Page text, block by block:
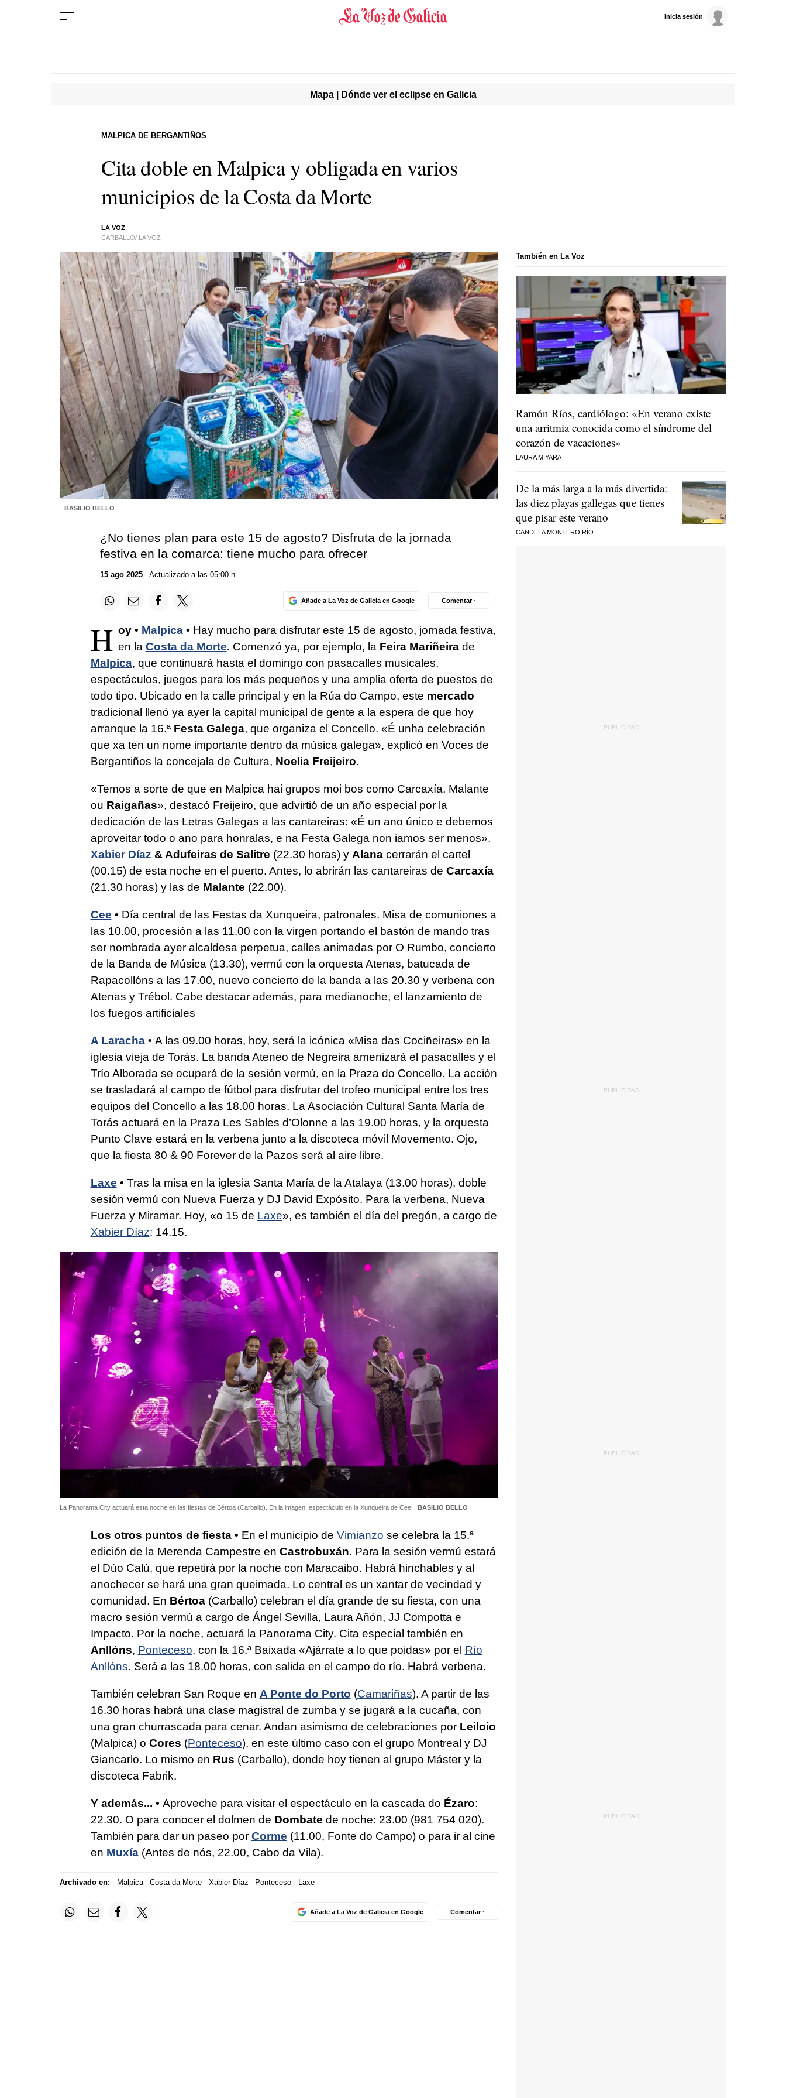
Inicia sesión
Mapa | Dónde ver el eclipse en Galicia
Cita doble en Malpica y obligada en varios
municipios de la Costa da Morte
LA VOZ
CARBALLO/ LA VOZ
MALPICA DE BERGANTIÑOS
BASILIO BELLO
¿No tienes plan para este 15 de agosto? Disfruta de la jornada
festiva en la comarca: tiene mucho para ofrecer
15 ago 2025. Actualizado a las 05:00 h.
Añade a La Voz de Galicia en Google Comentar ·
H oy • Malpica• Hay mucho para disfrutar este 15 de agosto, jornada festiva,
en la Costa da Morte. Comenzó ya, por ejemplo, la Feira Mariñeirade
Malpica, que continuará hasta el domingo con pasacalles musicales,
espectáculos, juegos para los más pequeños y una amplia oferta de puestos de
todo tipo. Ubicado en la calle principal y en la Rúa do Campo, este mercado
tradicional llenó ya ayer la capital municipal de gente a la espera de que hoy
arranque la 16.ª Festa Galega, que organiza el Concello. «É unha celebración
que xa ten un nome importante dentro da música galega», explicó en Voces de
Bergantiños la concejala de Cultura, Noelia Freijeiro.
«Temos a sorte de que en Malpica hai grupos moi bos como Carcaxía, Malante
ou Raigañas», destacó Freijeiro, que advirtió de un año especial por la
dedicación de las Letras Galegas a las cantareiras: «É un ano único e debemos
aproveitar todo o ano para honralas, e na Festa Galega non iamos ser menos».
Xabier Díaz & Adufeiras de Salitre (22.30 horas) y Alanacerrarán el cartel
(00.15) de esta noche en el puerto. Antes, lo abrirán las cantareiras de Carcaxía
(21.30 horas) y las de Malante (22.00).
Cee • Día central de las Festas da Xunqueira, patronales. Misa de comuniones a
las 10.00, procesión a las 11.00 con la virgen portando el bastón de mando tras
ser nombrada ayer alcaldesa perpetua, calles animadas por O Rumbo, concierto
de la Banda de Música (13.30), vermú con la orquesta Atenas, batucada de
Rapacollóns a las 17.00, nuevo concierto de la banda a las 20.30 y verbena con
Atenas y Trébol. Cabe destacar además, para medianoche, el lanzamiento de
los fuegos artificiales
A Laracha• A las 09.00 horas, hoy, será la icónica «Misa das Cociñeiras» en la
iglesia vieja de Torás. La banda Ateneo de Negreira amenizará el pasacalles y el
Trío Alborada se ocupará de la sesión vermú, en la Praza do Concello. La acción
se trasladará al campo de fútbol para disfrutar del trofeo municipal entre los tres
equipos del Concello a las 18.00 horas. La Asociación Cultural Santa María de
Torás actuará en la Praza Les Sables d’Olonne a las 19.00 horas, y la orquesta
Punto Clave estará en la verbena junto a la discoteca móvil Movemento. Ojo,
que la fiesta 80 & 90 Forever de la Pazos será al aire libre.
Laxe • Tras la misa en la iglesia Santa María de la Atalaya (13.00 horas), doble
sesión vermú con Nueva Fuerza y DJ David Expósito. Para la verbena, Nueva
Fuerza y Miramar. Hoy, «o 15 de Laxe», es también el día del pregón, a cargo de
Xabier Díaz: 14.15.
La Panorama City actuará esta noche en las fiestas de Bértoa (Carballo). En la imagen, espectáculo en la Xunqueira de Cee BASILIO BELLO
Los otros puntos de fiesta • En el municipio de Vimianzo se celebra la 15.ª
edición de la Merenda Campestre en Castrobuxán. Para la sesión vermú estará
el Dúo Calú, que repetirá por la noche con Maracaibo. Habrá hinchables y al
anochecer se hará una gran queimada. Lo central es un xantar de vecindad y
comunidad. En Bértoa(Carballo) celebran el día grande de su fiesta, con una
macro sesión vermú a cargo de Ángel Sevilla, Laura Añón, JJ Compotta e
Impacto. Por la noche, actuará la Panorama City. Cita especial también en
Anllóns, Ponteceso, con la 16.ª Baixada «Ajárrate a lo que poidas» por el Río
Anllóns. Será a las 18.00 horas, con salida en el campo do río. Habrá verbena.
También celebran San Roque en A Ponte do Porto (Camariñas). A partir de las
16.30 horas habrá una clase magistral de zumba y se jugará a la cucaña, con
una gran churrascada para cenar. Andan asimismo de celebraciones por Leiloio
(Malpica) o Cores (Ponteceso), en este último caso con el grupo Montreal y DJ
Giancarlo. Lo mismo en Rus (Carballo), donde hoy tienen al grupo Máster y la
discoteca Fabrik.
Y además... • Aproveche para visitar el espectáculo en la cascada do Ézaro:
22.30. O para conocer el dolmen de Dombate de noche: 23.00 (981 754 020).
También para dar un paseo por Corme (11.00, Fonte do Campo) o para ir al cine
en Muxía(Antes de nós, 22.00, Cabo da Vila).
Archivado en: Malpica Costa da Morte Xabier Díaz Ponteceso Laxe
Añade a La Voz de Galicia en Google Comentar ·
También en La Voz
Ramón Ríos, cardiólogo: «En verano existe
una arritmia conocida como el síndrome del
corazón de vacaciones»
LAURA MIYARA
De la más larga a la más divertida:
las diez playas gallegas que tienes
que pisar este verano
CANDELA MONTERO RÍO